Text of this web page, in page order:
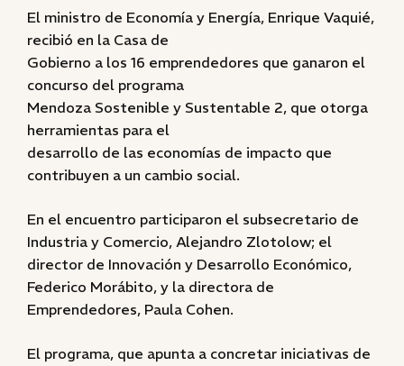
El ministro de Economía y Energía, Enrique Vaquié,
recibió en la Casa de
Gobierno a los 16 emprendedores que ganaron el
concurso del programa
Mendoza Sostenible y Sustentable 2, que otorga
herramientas para el
desarrollo de las economías de impacto que
contribuyen a un cambio social.
En el encuentro participaron el subsecretario de
Industria y Comercio, Alejandro Zlotolow; el
director de Innovación y Desarrollo Económico,
Federico Morábito, y la directora de
Emprendedores, Paula Cohen.
El programa, que apunta a concretar iniciativas de